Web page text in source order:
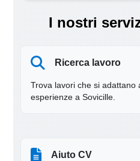
I nostri
Ricerca lavoro
Trova lavori che si adattano
esperienze a Sovicille.
Aiuto CV